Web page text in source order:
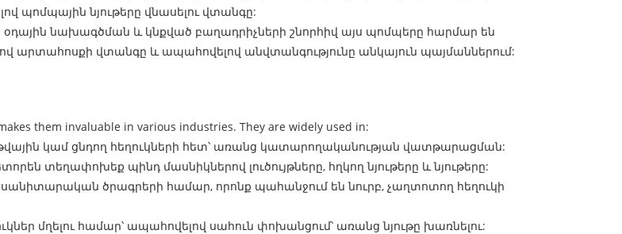
պոմպային նյութերը վնասելու վտանգը:
օդային նախագծման և կնքված բաղադրիչների շնորհիվ այս պոմպերը հարմար են
արտահոսքի վտանգը և ապահովելով անվտանգությունը անկայուն պայմաններում:
them invaluable in various industries. They are widely used in:
կամ ցնդող հեղուկների հետ՝ առանց կատարողականության վատթարացման:
տեղափոխեք պինդ մասնիկներով լուծույթները, հղկող նյութերը և նյութերը:
ծրագրերի համար, որոնք պահանջում են նուրբ, չաղտոտող հեղուկի
մղելու համար՝ ապահովելով սահուն փոխանցում՝ առանց նյութը խառնելու: